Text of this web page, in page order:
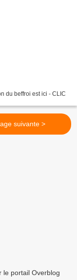
du beffroi est ici - CLIC
suivante >
le portail Overblog